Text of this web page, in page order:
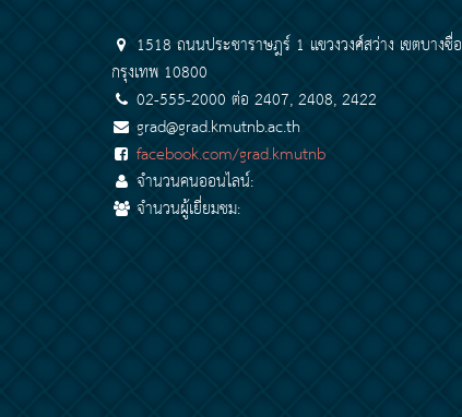
1518 ถนนประชาราษฎร์ 1 แขวงวงศ์สว่าง เขตบางซื่อ
กรุงเทพ 10800
02-555-2000 ต่อ 2407, 2408, 2422
grad@grad.kmutnb.ac.th
facebook.com/grad.kmutnb
จำนวนคนออนไลน์:
จำนวนผู้เยี่ยมชม: